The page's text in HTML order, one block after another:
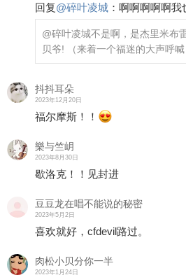
回复@碎叶凌城 ： 啊啊啊啊啊我
@碎叶凌城不是啊，是杰里米布
贝爷! （来着一个福迷的大声呼喊
抖抖耳朵
2023年12月20日
福尔摩斯！！
樂与竺岄
2023年8月30日
歇洛克！！见封进
豆豆龙在唱不能说的秘密
2023年5月2日
喜欢就好，cfdevil路过。
肉松小贝分你一半
2023年1月24日